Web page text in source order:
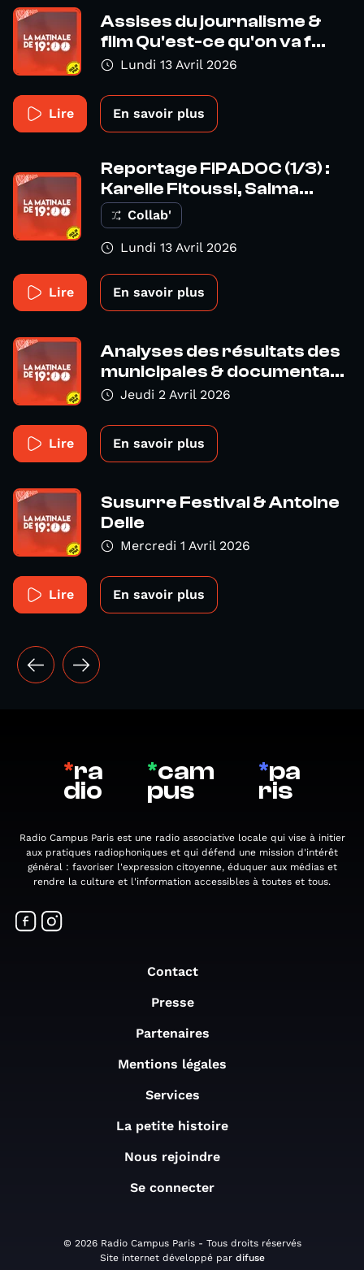
Assises du journalisme &
film Qu'est-ce qu'on va f...
Lundi 13 Avril 2026
Lire En savoir plus
Reportage FIPADOC (1/3) :
Karelle Fitoussi, Salma...
Collab'
Lundi 13 Avril 2026
Lire En savoir plus
Analyses des résultats des
municipales & documenta...
Jeudi 2 Avril 2026
Lire En savoir plus
Susurre Festival & Antoine
Delie
Mercredi 1 Avril 2026
Lire En savoir plus
*ra
dio
*cam
pus
*pa
ris
Radio Campus Paris est une radio associative locale qui vise à initier
aux pratiques radiophoniques et qui défend une mission d'intérêt
général : favoriser l'expression citoyenne, éduquer aux médias et
rendre la culture et l'information accessibles à toutes et tous.
Contact
Presse
Partenaires
Mentions légales
Services
La petite histoire
Nous rejoindre
Se connecter
© 2026 Radio Campus Paris - Tous droits réservés
Site internet développé par difuse